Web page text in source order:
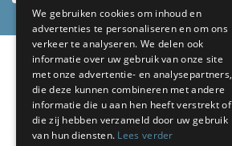
ONZE PARTNERS:
We gebruiken cookies om inhoud en
advertenties te personaliseren en om ons
verkeer te analyseren. We delen ook
informatie over uw gebruik van onze site
met onze advertentie- en analysepartners,
die deze kunnen combineren met andere
informatie die u aan hen heeft verstrekt of
die zij hebben verzameld door uw gebruik
van hun diensten. Lees verder